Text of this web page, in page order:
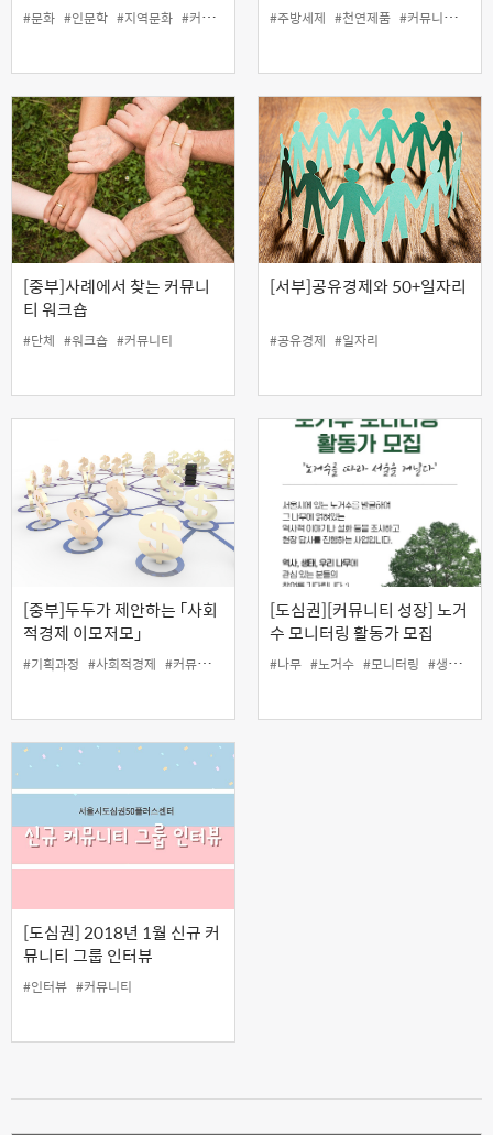
#문화 #인문학 #지역문화 #커뮤니티 #커뮤니티학교
#주방세제 #천연제품 #커뮤니티
[중부]사례에서 찾는 커뮤니
티 워크숍
#단체 #워크숍 #커뮤니티
[서부]공유경제와 50+일자리
#공유경제 #일자리
[중부]두두가 제안하는 「사회
적경제 이모저모」
#기획과정 #사회적경제 #커뮤니티 #커뮤니티학교
[도심권][커뮤니티 성장] 노거
수 모니터링 활동가 모집
#나무 #노거수 #모니터링 #생태
[도심권] 2018년 1월 신규 커
뮤니티 그룹 인터뷰
#인터뷰 #커뮤니티